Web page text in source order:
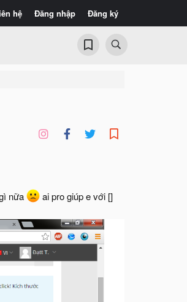
hệ Đăng nhập Đăng ký
nữa
ai pro giúp e với []